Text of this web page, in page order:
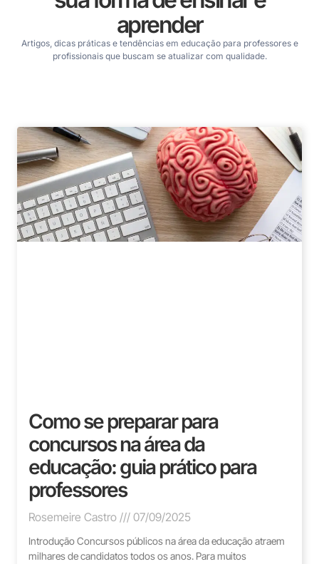
aprender
Artigos, dicas práticas e tendências em educação para professores e
profissionais que buscam se atualizar com qualidade.
Como se preparar para
concursos na área da
educação: guia prático para
professores
Rosemeire Castro 07/09/2025
Introdução Concursos públicos na área da educação atraem
milhares de candidatos todos os anos. Para muitos